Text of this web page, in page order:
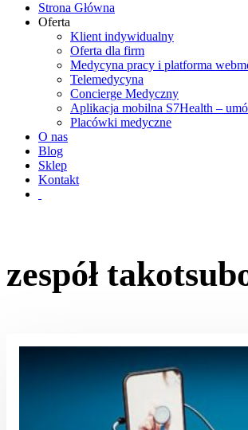
Strona Główna
Oferta
Klient indywidualny
Oferta dla firm
Medycyna pracy i platforma
Telemedycyna
Concierge Medyczny
Aplikacja mobilna S7Health –
Placówki medyczne
O nas
Blog
Sklep
Kontakt
zespół